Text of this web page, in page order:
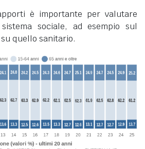
è importante per valutare
sociale, ad esempio sul
quello sanitario.